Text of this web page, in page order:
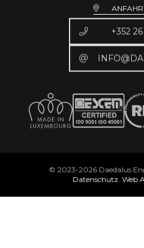
+352
© 2023-2026 Daedalus
Datenschutz. Web